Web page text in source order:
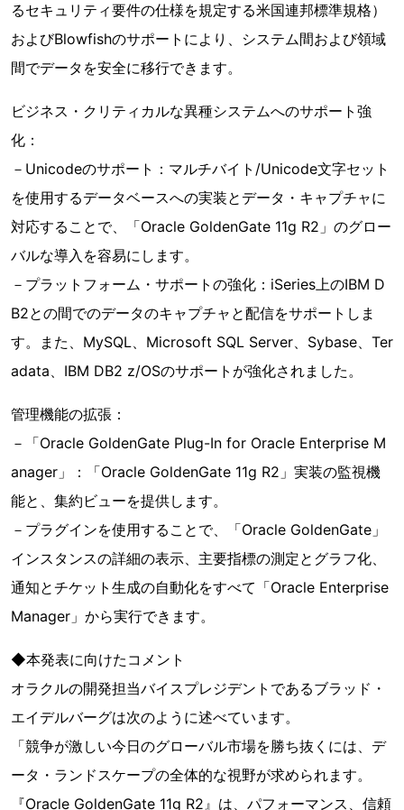
るセキュリティ要件の仕様を規定する米国連邦標準規格）
およびBlowfishのサポートにより、システム間および領域
間でデータを安全に移行できます。
ビジネス・クリティカルな異種システムへのサポート強
化：
－Unicodeのサポート：マルチバイト/Unicode文字セット
を使用するデータベースへの実装とデータ・キャプチャに
対応することで、「Oracle GoldenGate 11g R2」のグロー
バルな導入を容易にします。
­－プラットフォーム・サポートの強化：iSeries上のIBM D
B2との間でのデータのキャプチャと配信をサポートしま
す。また、MySQL、Microsoft SQL Server、Sybase、Ter
adata、IBM DB2 z/OSのサポートが強化されました。
管理機能の拡張：
－「Oracle GoldenGate Plug-In for Oracle Enterprise M
anager」：「Oracle GoldenGate 11g R2」実装の監視機
能と、集約ビューを提供します。
­－プラグインを使用することで、「Oracle GoldenGate」
インスタンスの詳細の表示、主要指標の測定とグラフ化、
通知とチケット生成の自動化をすべて「Oracle Enterprise
Manager」から実行できます。
◆本発表に向けたコメント
オラクルの開発担当バイスプレジデントであるブラッド・
エイデルバーグは次のように述べています。
「競争が激しい今日のグローバル市場を勝ち抜くには、デ
ータ・ランドスケープの全体的な視野が求められます。
『Oracle GoldenGate 11g R2』は、パフォーマンス、信頼